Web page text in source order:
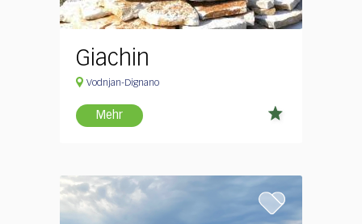
Giachin
Vodnjan-Dignano
Mehr